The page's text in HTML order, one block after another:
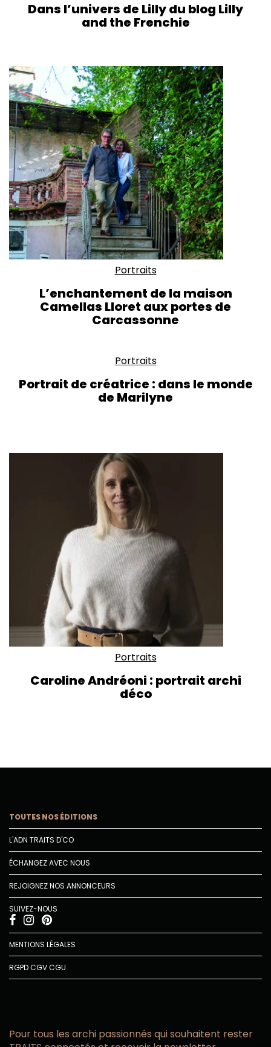
Dans l’univers de Lilly du blog Lilly
and the Frenchie
Portraits
L’enchantement de la maison
Camellas Lloret aux portes de
Carcassonne
Portraits
Portrait de créatrice : dans le monde
de Marilyne
Portraits
Caroline Andréoni : portrait archi
déco
TOUTES NOS ÉDITIONS
L'ADN TRAITS D'CO
ÉCHANGEZ AVEC NOUS
REJOIGNEZ NOS ANNONCEURS
SUIVEZ-NOUS
MENTIONS LÉGALES
RGPDCGVCGU
Pour tous les archi passionnés qui souhaitent rester